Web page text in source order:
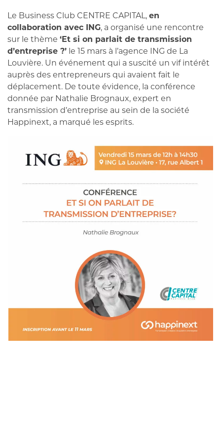
Le Business Club CENTRE CAPITAL, en
collaboration avec ING, a organisé une rencontre
sur le thème ‘Et si on parlait de transmission
d’entreprise ?’ le 15 mars à l’agence ING de La
Louvière. Un événement qui a suscité un vif intérêt
auprès des entrepreneurs qui avaient fait le
déplacement. De toute évidence, la conférence
donnée par Nathalie Brognaux, expert en
transmission d’entreprise au sein de la société
Happinext, a marqué les esprits.